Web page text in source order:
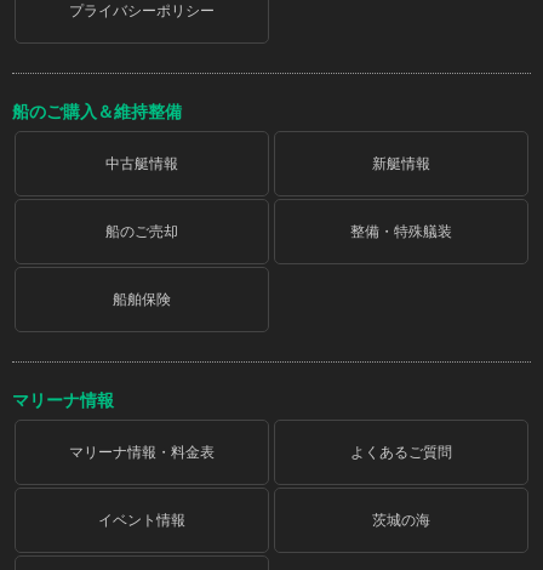
プライバシーポリシー
船のご購入＆維持整備
中古艇情報 新艇情報
船のご売却 整備・特殊艤装
船舶保険
マリーナ情報
マリーナ情報・料金表 よくあるご質問
イベント情報 茨城の海